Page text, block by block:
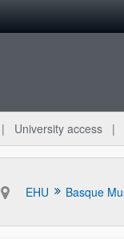
University access
EHU